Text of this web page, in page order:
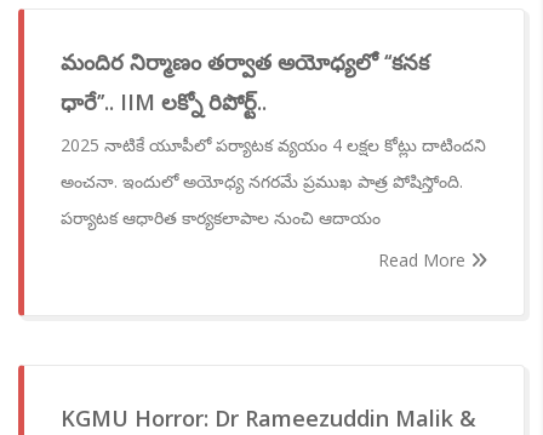
మందిర నిర్మాణం తర్వాత అయోధ్యలో ‘‘కనక
ధారే’’.. IIM లక్నో రిపోర్ట్..
2025 నాటికే యూపీలో పర్యాటక వ్యయం 4 లక్షల కోట్లు దాటిందని
అంచనా. ఇందులో అయోధ్య నగరమే ప్రముఖ పాత్ర పోషిస్తోంది.
పర్యాటక ఆధారిత కార్యకలాపాల నుంచి ఆదాయం
Read More
KGMU Horror: Dr Rameezuddin Malik &